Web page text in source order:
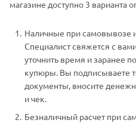
магазине доступно 3 варианта
Наличные при самовывозе
Специалист свяжется с
уточнить время и заранее
купюры. Вы подписываете
документы, вносите
и чек.
Безналичный расчет при